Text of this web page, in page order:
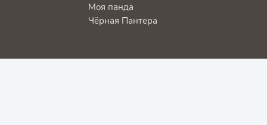
Моя панда
Чёрная Пантера